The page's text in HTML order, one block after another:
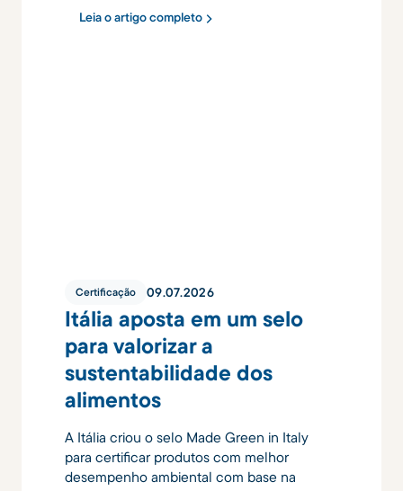
Leia o artigo completo
Certificação 09.07.2026
Itália aposta em um selo
para valorizar a
sustentabilidade dos
alimentos
A Itália criou o selo Made Green in Italy
para certificar produtos com melhor
desempenho ambiental com base na